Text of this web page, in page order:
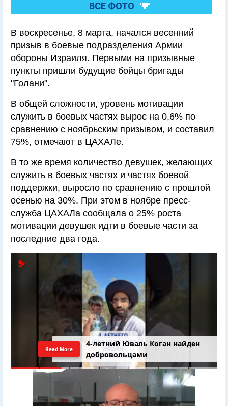
ВСЕ ФОТО
В воскресенье, 8 марта, начался весенний
призыв в боевые подразделения Армии
обороны Израиля. Первыми на призывные
пункты пришли будущие бойцы бригады
"Голани".
В общей сложности, уровень мотивации
служить в боевых частях вырос на 0,6% по
сравнению с ноябрьским призывом, и составил
75%, отмечают в ЦАХАЛе.
В то же время количество девушек, желающих
служить в боевых частях и частях боевой
поддержки, выросло по сравнению с прошлой
осенью на 30%. При этом в ноябре пресс-
служба ЦАХАЛа сообщала о 25% роста
мотивации девушек идти в боевые части за
последние два года.
4-летний Юваль Коган найден
добровольцами
Read More